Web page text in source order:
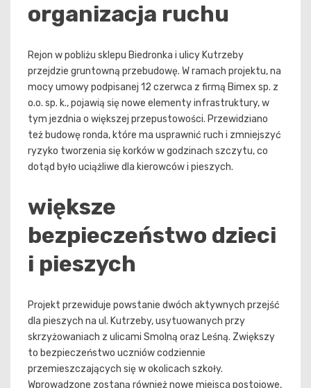
organizacja ruchu
Rejon w pobliżu sklepu Biedronka i ulicy Kutrzeby
przejdzie gruntowną przebudowę. W ramach projektu, na
mocy umowy podpisanej 12 czerwca z firmą Bimex sp. z
o.o. sp. k., pojawią się nowe elementy infrastruktury, w
tym jezdnia o większej przepustowości. Przewidziano
też budowę ronda, które ma usprawnić ruch i zmniejszyć
ryzyko tworzenia się korków w godzinach szczytu, co
dotąd było uciążliwe dla kierowców i pieszych.
większe
bezpieczeństwo dzieci
i pieszych
Projekt przewiduje powstanie dwóch aktywnych przejść
dla pieszych na ul. Kutrzeby, usytuowanych przy
skrzyżowaniach z ulicami Smolną oraz Leśną. Zwiększy
to bezpieczeństwo uczniów codziennie
przemieszczających się w okolicach szkoły.
Wprowadzone zostaną również nowe miejsca postojowe,